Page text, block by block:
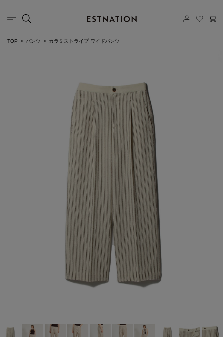
TOP パンツ カラミストライプ ワイドパンツ